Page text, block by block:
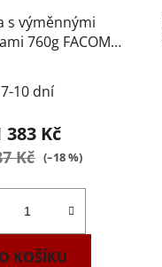
s výměnnými
760g FACOM
7-10 dní
383 Kč
Kč (–18 %)
KOŠÍKU